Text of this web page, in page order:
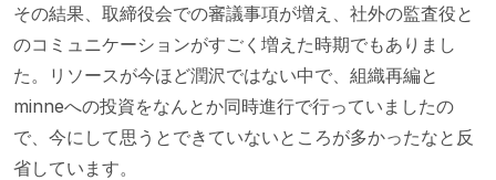
その結果、取締役会での審議事項が増え、社外の監査役と
のコミュニケーションがすごく増えた時期でもありまし
た。リソースが今ほど潤沢ではない中で、組織再編と
minneへの投資をなんとか同時進行で行っていましたの
で、今にして思うとできていないところが多かったなと反
省しています。